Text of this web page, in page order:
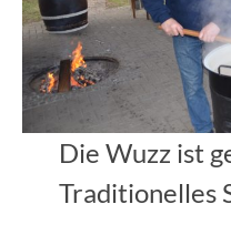
Die Wuzz ist
Traditionelles